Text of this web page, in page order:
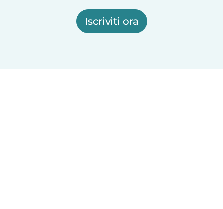
Iscriviti ora